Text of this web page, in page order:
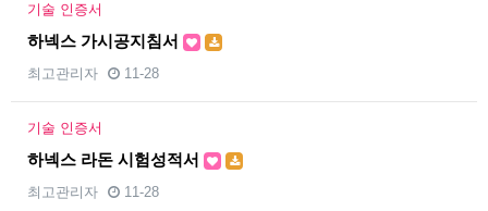
기술 인증서
하넥스 가시공지침서
최고관리자 11-28
기술 인증서
하넥스 라돈 시험성적서
최고관리자 11-28